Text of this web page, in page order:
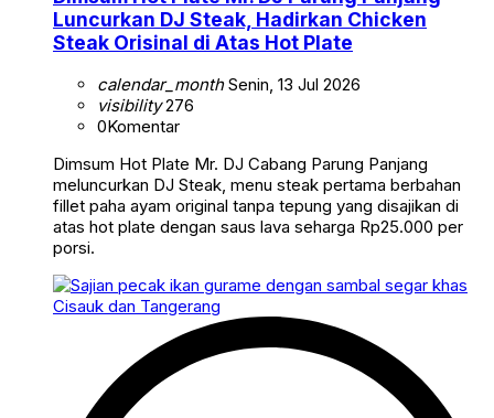
Luncurkan DJ Steak, Hadirkan Chicken
Steak Orisinal di Atas Hot Plate
calendar_monthSenin, 13 Jul 2026
visibility276
0Komentar
Dimsum Hot Plate Mr. DJ Cabang Parung Panjang
meluncurkan DJ Steak, menu steak pertama berbahan
fillet paha ayam original tanpa tepung yang disajikan di
atas hot plate dengan saus lava seharga Rp25.000 per
porsi.